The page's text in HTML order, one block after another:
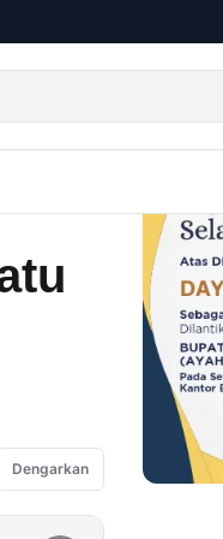
OLAHRAGA
Dengarkan